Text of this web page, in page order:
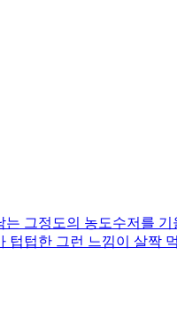
그정도의 농도수저를
텁텁한 그런 느낌이 살짝